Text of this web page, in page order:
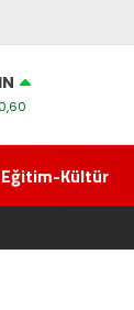
Eğitim-Kültür
yasa’